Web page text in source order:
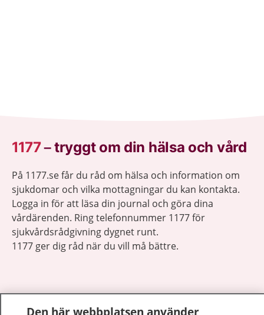
1177–tryggt om din hälsa och vård
På 1177.se får du råd om hälsa och information om
sjukdomar och vilka mottagningar du kan kontakta.
Logga in för att läsa din journal och göra dina
vårdärenden. Ring telefonnummer 1177 för
sjukvårdsrådgivning dygnet runt.
1177 ger dig råd när du vill må bättre.
Den här webbplatsen använder